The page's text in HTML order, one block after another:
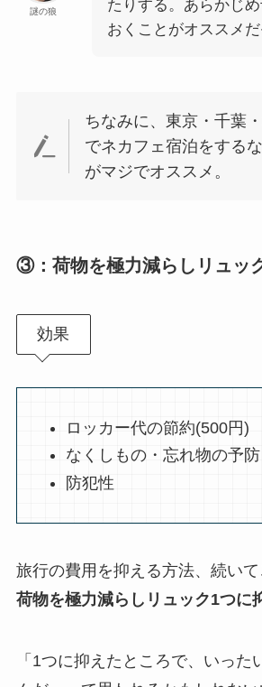
謎の狼
たりする。あらかじ
おくことがオススメだ
ちなみに、東京・千葉
でネカフェ宿泊をする
がマジでオススメ。
③：荷物を極力減らしリュッ
効果
ロッカー代の節約(500円)
なくしもの・忘れ物の予防
防犯性
旅行の費用を抑える方法、続い
荷物を極力減らしリュック1つに
「1つに抑えたところで、いった